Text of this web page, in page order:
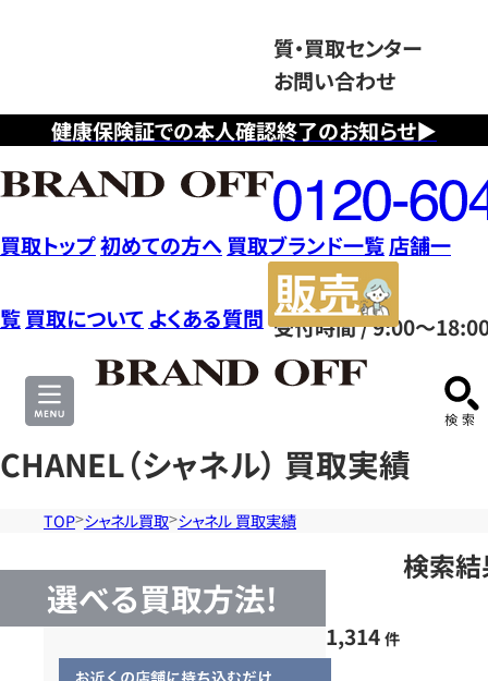
健康保険証での本人確認終了のお知らせ▶
質・買取センター
お問い合わせ
フ
リ
ー
ダ
イ
ヤ
ル
0120604117
受付時間 / 9:00～
買取トップ初めての方へ 買取ブランド一覧店舗一
覧 買取について よくある質問
サ
CHANEL（シャネル） 買取実績
TOP シャネル買取 シャネル 買取実績
選べる買取方法!
検索
1,314 件